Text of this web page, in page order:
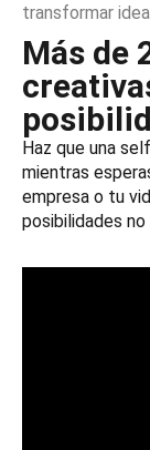
transformar
Más de
Haz que una
mientras
empresa o tu
posibilidades no